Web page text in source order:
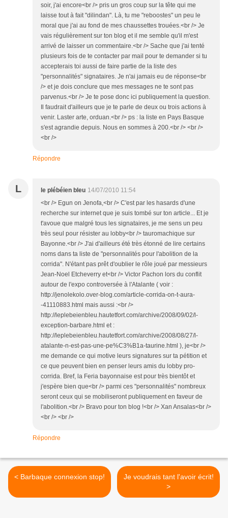
soir, j'ai encore<br /> pris un gros coup sur la tête qui me
laisse tout à fait "dilindan". Là, tu me "reboostes" un peu le
moral que j'ai au fond de mes chaussettes trouées.<br /> Je
vais régulièrement sur ton blog et il me semble qu'il m'est
arrivé de laisser un commentaire.<br /> Sache que j'ai tenté
plusieurs fois de te contacter par mail pour te demander si tu
accepterais toi aussi de faire partie de la liste des
"personnalités" signataires. Je n'ai jamais eu de réponse<br
/> et je dois conclure que mes messages ne te sont pas
parvenus.<br /> Je te pose donc ici publiquement la question.
Il faudrait d'ailleurs que je te parle de deux ou trois actions à
venir. Laster arte, orduan.<br /> ps : la liste en Pays Basque
s'est agrandie depuis. Nous en sommes à 200.<br /> <br />
<br />
Répondre
L le plébéien bleu 14/07/2010 11:54
<br /> Egun on Jenofa,<br /> C'est par les hasards d'une
recherche sur internet que je suis tombé sur ton article... Et je
t'avoue que malgré tous les signataires, je me sens un peu
très seul pour résister au lobby<br /> tauromachique sur
Bayonne.<br /> J'ai d'ailleurs été très étonné de lire certains
noms dans ta liste de "personnalités pour l'abolition de la
corrida". N'étant pas prêt d'oublier le rôle joué par messieurs
Jean-Noel Etcheverry et<br /> Victor Pachon lors du conflit
autour de l'expo controversée à l'Atalante ( voir :
http://jenolekolo.over-blog.com/article-corrida-on-t-aura-
-41110883.html mais aussi :<br />
http://leplebeienbleu.hautetfort.com/archive/2008/09/02/l-
exception-barbare.html et :
http://leplebeienbleu.hautetfort.com/archive/2008/08/27/l-
atalante-n-est-pas-une-pe%C3%B1a-taurine.html ), je<br />
me demande ce qui motive leurs signatures sur ta pétition et
ce que peuvent bien en penser leurs amis du lobby pro-
corrida. Bref, la Feria bayonnaise est pour très bientôt et
j'espère bien que<br /> parmi ces "personnalités" nombreux
seront ceux qui se mobiliseront publiquement en faveur de
l'abolition.<br /> Bravo pour ton blog !<br /> Xan Ansalas<br />
<br /> <br />
Répondre
< Barbaque connexion stop!
Je voudrais tant l'avoir écrit!
>